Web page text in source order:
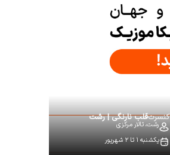
کنسرتقلب نارنگی | رشت
رشت،تالار مرکزی
یکشنبه ۱ تا ۲ شهریور